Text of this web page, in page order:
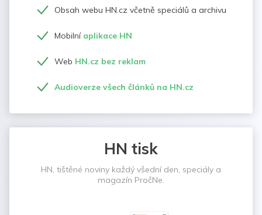
Obsah webu HN.cz včetně speciálů a archivu
Mobilní aplikace HN
Web HN.cz bez reklam
Audioverze všech článků na HN.cz
HN tisk
HN, tištěné noviny každý všední den, speciály a
magazín PročNe.